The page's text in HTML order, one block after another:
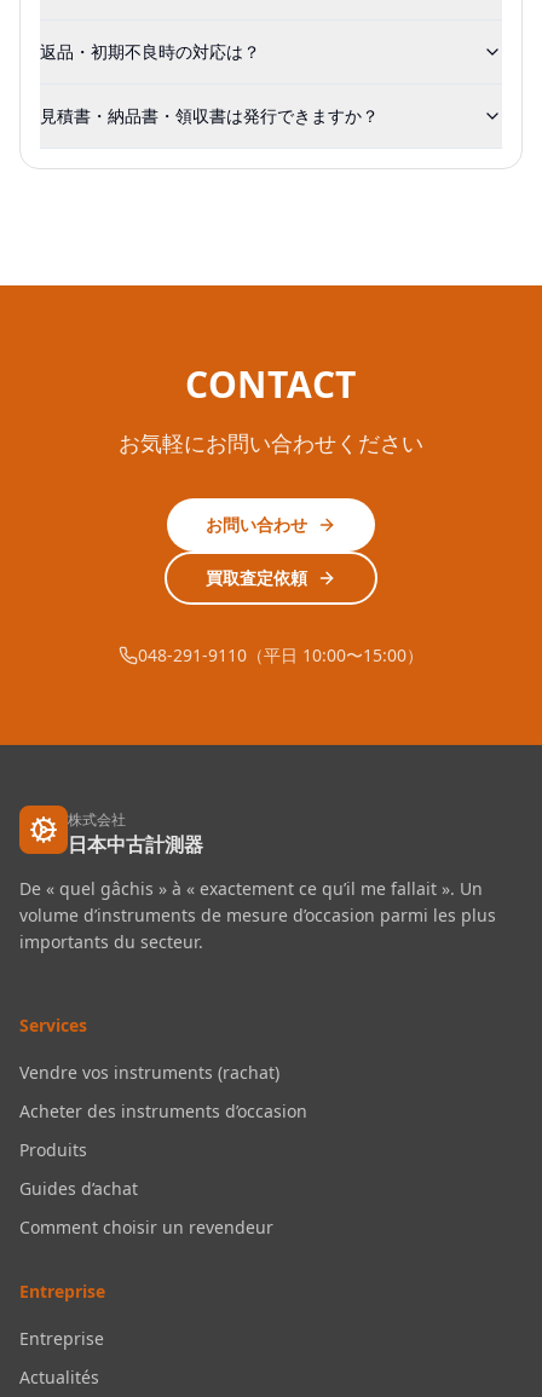
返品・初期不良時の対応は？
見積書・納品書・領収書は発行できますか？
CONTACT
お気軽にお問い合わせください
お問い合わせ
買取査定依頼
048-291-9110（平日 10:00〜15:00）
株式会社
日本中古計測器
De « quel gâchis » à « exactement ce qu’il me fallait ». Un
volume d’instruments de mesure d’occasion parmi les plus
importants du secteur.
Services
Vendre vos instruments (rachat)
Acheter des instruments d’occasion
Produits
Guides d’achat
Comment choisir un revendeur
Entreprise
Entreprise
Actualités